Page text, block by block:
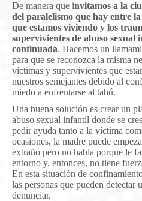
De manera que invitamos a la
del paralelismo que hay entre
que estamos viviendo y los
supervivientes de abuso
continuada. Hacemos un
para que se reconozca la misma
víctimas y supervivientes que
nuestros semejantes debido al
miedo a enfrentarse al tabú.
Una buena solución es crear un
abuso sexual infantil donde se
pedir ayuda tanto a la víctima
ocasiones, la madre puede
extraño pero no habla porque le
entorno y, entonces, no tiene
En esta situación de
las personas que pueden detectar
denunciar.